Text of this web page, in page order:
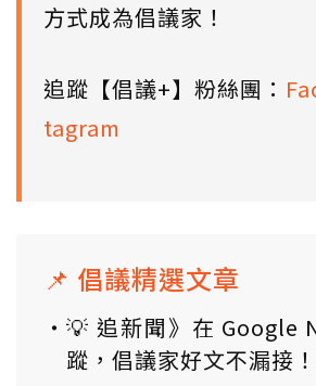
方式成為倡議家！
追蹤【倡議+】粉絲團：
tagram
📌 倡議精選文章
💡 追新聞》在 Google
蹤，倡議家好文不漏接！